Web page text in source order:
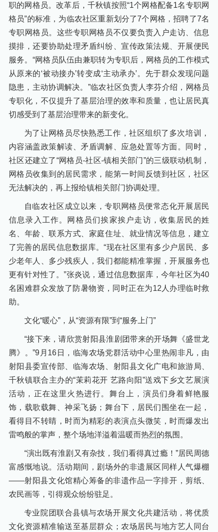
职的网格员。改革后，千秋镇按照“1个网格配备1名专职网
格员”的标准，为临农社区重新划分了7个网格，招聘了7名
专职网格员。这些专职网格员不仅要负责入户走访、信息
摸排，还要协助处理矛盾纠纷、宣传政策法规、开展便民
服务。“网格员队伍由兼职转为专职后，网格员的工作模式
从原来的‘被动接办’转变成‘主动承办’。先于群众发现问题
隐患，主动协调解决。”临农社区负责人李芬介绍，网格员
专职化，不仅提升了基层治理的效率和质量，也让居民真
切感受到了基层治理带来的新变化。
为了让网格员尽快熟悉工作，社区组织了多次培训，
内容涵盖政策解读、矛盾调解、应急处置等方面。同时，
社区还建立了“网格员-社区-镇相关部门”的三级联动机制，
网格员收集到的居民需求，能第一时间反馈到社区，社区
无法解决的，再上报给镇相关部门协调处理。
自临农社区成立以来，专职网格员便常态化开展居民
信息录入工作。网格员们挨家挨户走访，收集居民的姓
名、年龄、联系方式、家庭住址、就业情况等信息，建立
了完善的居民信息数据库。“现在社区里有多少户居民、多
少老年人、多少残疾人，我们都能精准掌握，开展服务也
更有针对性了。”张炎说，通过信息数据库，今年社区为40
名困难群众发放了防暑物资，同时正在为12人办理临时救
助。
文化“暖心”，从“资源有限”到“服务上门”
“接下来，请欣赏射阳县淮剧团带来的开场舞《盛世龙
腾》。”9月16日，临海农场党群活动中心里热闹非凡，由
射阳县委宣传部、临海农场、射阳县文化广电和旅游局、
千秋镇联合主办的“茉莉花开 艺路向阳”送戏下乡文艺展演
活动，正在这里火热进行。舞台上，演员们身着鲜艳服
饰，载歌载舞、神采飞扬；舞台下，居民们围坐在一起，
看得目不转睛，时而为精彩的表演点头微笑，时而爆发出
雷鸣般的掌声，整个场地洋溢着温暖而热烈的氛围。
“演出既有淮剧又有杂技，我们看得真过瘾！”居民周德
富感慨地说。活动期间，剧场外的非遗展区同样人气爆棚
——射阳县文化馆精心筹备的非遗作品一字排开，剪纸、
农民画等，引得观众纷纷驻足。
专业院团联合县镇与农场开展文化共建活动，将优质
文化资源精准输送至基层群众；农场居民与地方艺人同台